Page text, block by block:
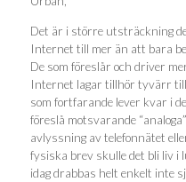
Det är i större utsträckning
Internet till mer än att bara
De som föreslår och driver
Internet lagar tillhör tyvärr till
som fortfarande lever kvar i
föreslå motsvarande
avlyssning av telefonnätet
fysiska brev skulle det bli liv i
idag drabbas helt enkelt inte